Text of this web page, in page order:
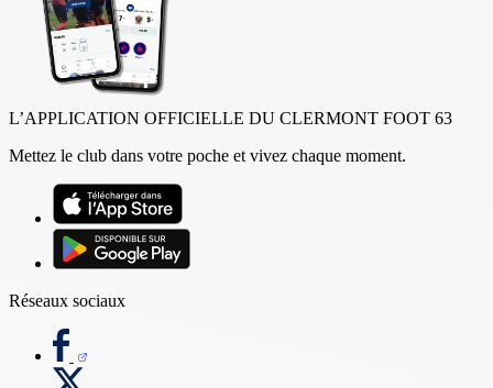
L’APPLICATION OFFICIELLE DU CLERMONT FOOT 63
Mettez le club dans votre poche et vivez chaque moment.
Réseaux sociaux